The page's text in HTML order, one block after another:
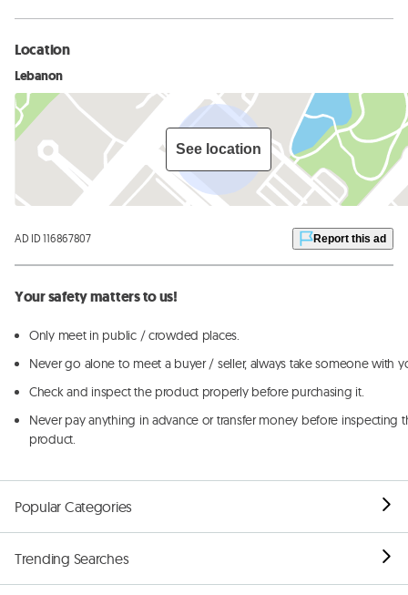
Location
Lebanon
See location
AD ID 116867807 Report this ad
Your safety matters to us!
Only meet in public / crowded places.
Never go alone to meet a buyer / seller, always take someone with
Check and inspect the product properly before purchasing it.
Never pay anything in advance or transfer money before inspecting
product.
Popular Categories
Trending Searches